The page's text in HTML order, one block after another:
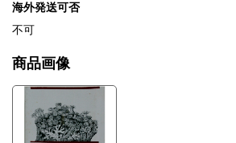
海外発送可否
不可
商品画像